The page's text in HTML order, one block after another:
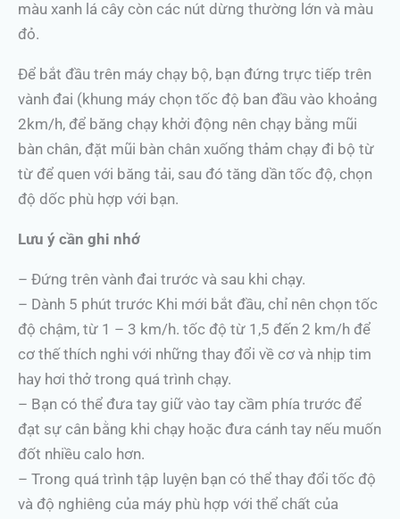
màu xanh lá cây còn các nút dừng thường lớn và màu
đỏ.
Để bắt đầu trên máy chạy bộ, bạn đứng trực tiếp trên
vành đai (khung máy chọn tốc độ ban đầu vào khoảng
2km/h, để băng chạy khởi động nên chạy bằng mũi
bàn chân, đặt mũi bàn chân xuống thảm chạy đi bộ từ
từ để quen với băng tải, sau đó tăng dần tốc độ, chọn
độ dốc phù hợp với bạn.
Lưu ý cần ghi nhớ
– Đứng trên vành đai trước và sau khi chạy.
– Dành 5 phút trước Khi mới bắt đầu, chỉ nên chọn tốc
độ chậm, từ 1 – 3 km/h. tốc độ từ 1,5 đến 2 km/h để
cơ thế thích nghi với những thay đổi về cơ và nhịp tim
hay hơi thở trong quá trình chạy.
– Bạn có thể đưa tay giữ vào tay cầm phía trước để
đạt sự cân bằng khi chạy hoặc đưa cánh tay nếu muốn
đốt nhiều calo hơn.
– Trong quá trình tập luyện bạn có thể thay đổi tốc độ
và độ nghiêng của máy phù hợp với thể chất của